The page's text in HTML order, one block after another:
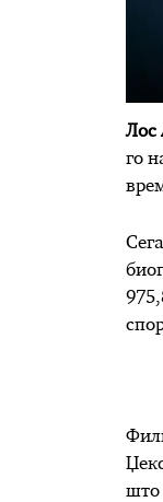
Лос
го
што